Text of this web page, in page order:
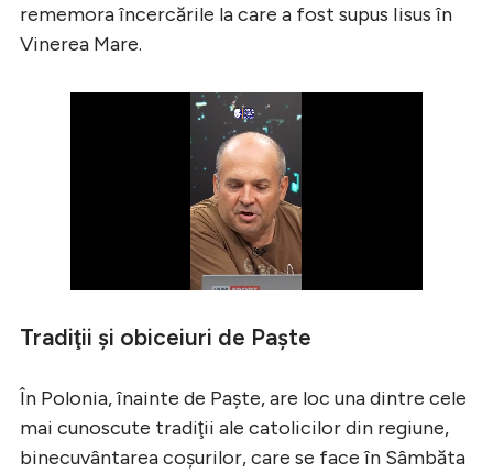
rememora încercările la care a fost supus Iisus în
Vinerea Mare.
Tradiţii şi obiceiuri de Paşte
În Polonia, înainte de Paşte, are loc una dintre cele
mai cunoscute tradiţii ale catolicilor din regiune,
binecuvântarea coşurilor, care se face în Sâmbăta